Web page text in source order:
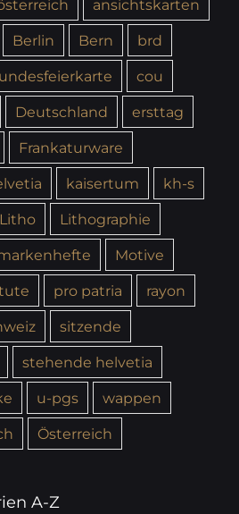
ansichtskarten
Berlin Bern
brd
cou
Deutschland
ersttag
Frankaturware
kaisertum
kh-s
Litho
Lithographie
Motive
pro patria
rayon
sitzende
stehende helvetia
u-pgs
wappen
Österreich
A-Z